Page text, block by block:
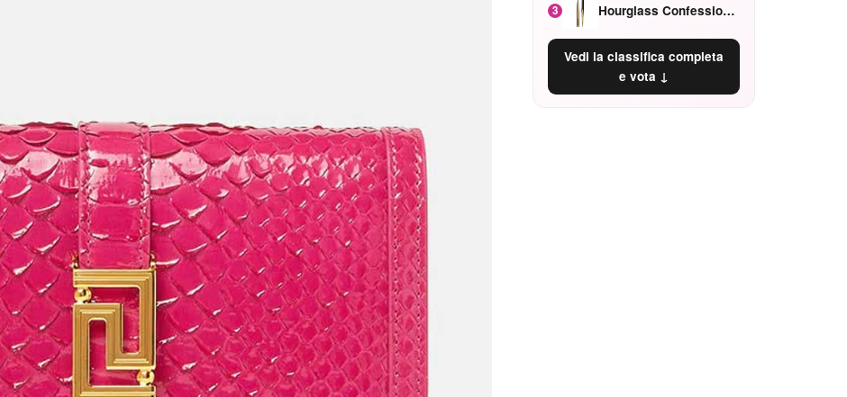
3 Hourglass Confession Ricaricabile Ultra Preciso Ad Alta Intensità Secretly Classic Red
Vedi la classifica completa
e vota ↓